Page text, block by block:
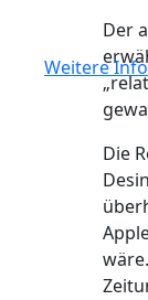
Der
Die
Weitere